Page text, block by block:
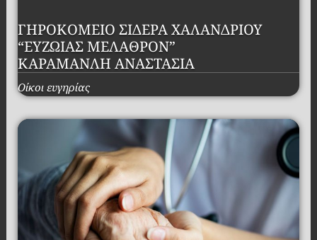
ΓΗΡΟΚΟΜΕΙΟ ΣΙΔΕΡΑ ΧΑΛΑΝΔΡΙΟΥ
“ΕΥΖΩΙΑΣ ΜΕΛΑΘΡΟΝ”
ΚΑΡΑΜΑΝΛΗ ΑΝΑΣΤΑΣΙΑ
Οίκοι ευγηρίας